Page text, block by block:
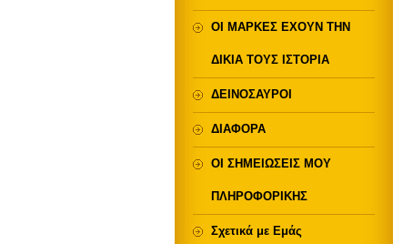
ΟΙ ΜΑΡΚΕΣ ΕΧΟΥΝ ΤΗΝ
ΔΙΚΙΑ ΤΟΥΣ ΙΣΤΟΡΙΑ
ΔΕΙΝΟΣΑΥΡΟΙ
ΔΙΑΦΟΡΑ
ΟΙ ΣΗΜΕΙΩΣΕΙΣ ΜΟΥ
ΠΛΗΡΟΦΟΡΙΚΗΣ
Σχετικά με Eμάς